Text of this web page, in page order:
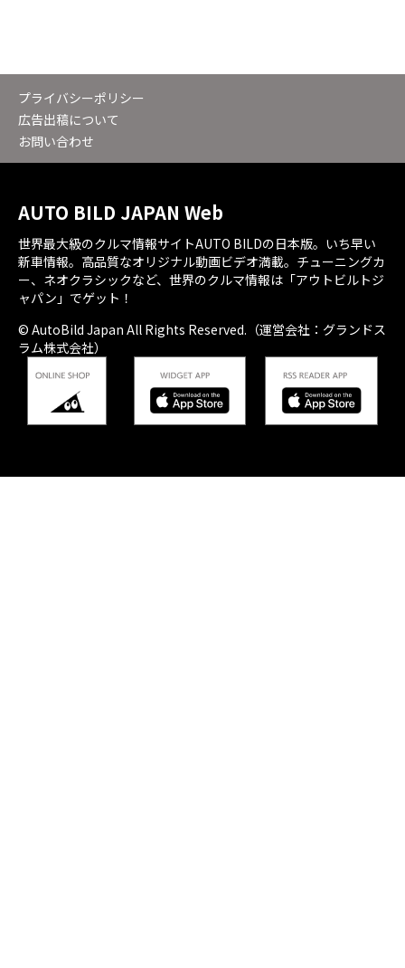
プライバシーポリシー
広告出稿について
お問い合わせ
AUTO BILD JAPAN Web
世界最大級のクルマ情報サイトAUTO BILDの日本版。いち早い
新車情報。高品質なオリジナル動画ビデオ満載。チューニングカ
ー、ネオクラシックなど、世界のクルマ情報は「アウトビルトジ
ャパン」でゲット！
© AutoBild Japan All Rights Reserved.（運営会社：グランドス
ラム株式会社）